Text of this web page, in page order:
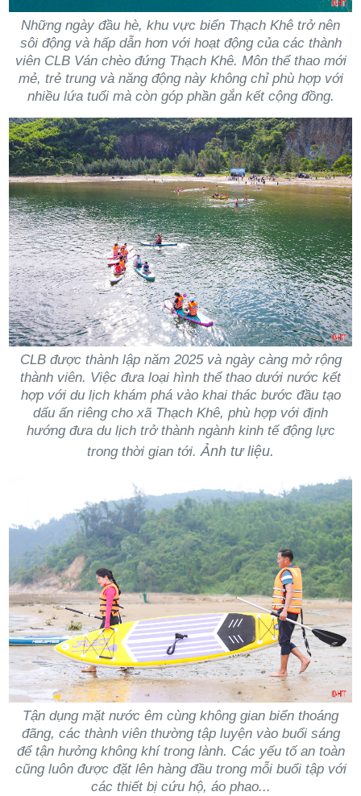
Những ngày đầu hè, khu vực biển Thạch Khê trở nên
sôi động và hấp dẫn hơn với hoạt động của các thành
viên CLB Ván chèo đứng Thạch Khê. Môn thể thao mới
mẻ, trẻ trung và năng động này không chỉ phù hợp với
nhiều lứa tuổi mà còn góp phần gắn kết cộng đồng.
CLB được thành lập năm 2025 và ngày càng mở rộng
thành viên. Việc đưa loại hình thể thao dưới nước kết
hợp với du lịch khám phá vào khai thác bước đầu tạo
dấu ấn riêng cho xã Thạch Khê, phù hợp với định
hướng đưa du lịch trở thành ngành kinh tế động lực
trong thời gian tới. Ảnh tư liệu.
Tận dụng mặt nước êm cùng không gian biển thoáng
đãng, các thành viên thường tập luyện vào buổi sáng
để tận hưởng không khí trong lành. Các yếu tố an toàn
cũng luôn được đặt lên hàng đầu trong mỗi buổi tập với
các thiết bị cứu hộ, áo phao...